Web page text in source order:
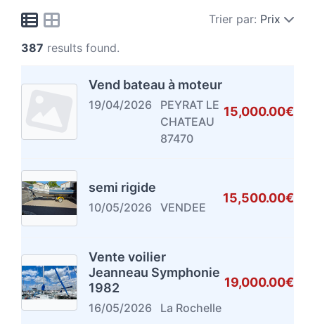
Trier par: Prix
387 results found.
Vend bateau à moteur
19/04/2026
PEYRAT LE
CHATEAU
87470
15,000.00€
semi rigide
10/05/2026 VENDEE
15,500.00€
Vente voilier
Jeanneau Symphonie
1982
16/05/2026 La Rochelle
19,000.00€